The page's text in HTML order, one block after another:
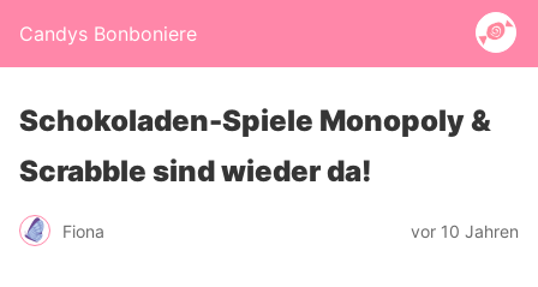
Candys Bonboniere
Schokoladen-Spiele Monopoly &
Scrabble sind wieder da!
Fiona vor 10 Jahren